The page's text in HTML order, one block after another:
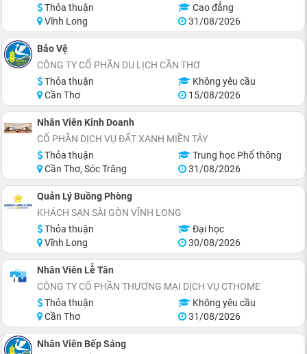
Thỏa thuận
Cao đẳng
Vĩnh Long
31/08/2026
Bảo Vệ
CÔNG TY CỔ PHẦN DU LỊCH CẦN THƠ
Thỏa thuận
Không yêu cầu
Cần Thơ
15/08/2026
Nhân Viên Kinh Doanh
CỔ PHẦN DỊCH VỤ ĐẤT XANH MIỀN TÂY
Thỏa thuận
Trung học Phổ thông
Cần Thơ, Sóc Trăng
31/08/2026
Quản Lý Buồng Phòng
KHÁCH SẠN SÀI GÒN VĨNH LONG
Thỏa thuận
Đại học
Vĩnh Long
30/08/2026
Nhân Viên Lễ Tân
CÔNG TY CỔ PHẦN THƯƠNG MẠI DỊCH VỤ CTHOME
Thỏa thuận
Không yêu cầu
Cần Thơ
31/08/2026
Nhân Viên Bếp Sáng